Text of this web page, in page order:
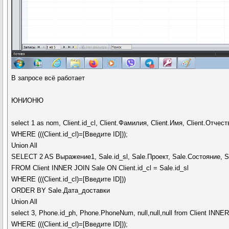
В запросе всё работает
ЮНИОНЮ
select 1 as nom, Client.id_cl, Client.Фамилия, Client.Имя,
WHERE (((Client.id_cl)=[Введите ID]));
Union All
SELECT 2 AS Выражение1, Sale.id_sl, Sale.Проект, Sale.Состояние,
FROM Client INNER JOIN Sale ON Client.id_cl = Sale.id_sl
WHERE (((Client.id_cl)=[Введите ID]))
ORDER BY Sale.Дата_доставки
Union All
select 3, Phone.id_ph, Phone.PhoneNum, null,null,null from Client
WHERE (((Client.id_cl)=[Введите ID]));